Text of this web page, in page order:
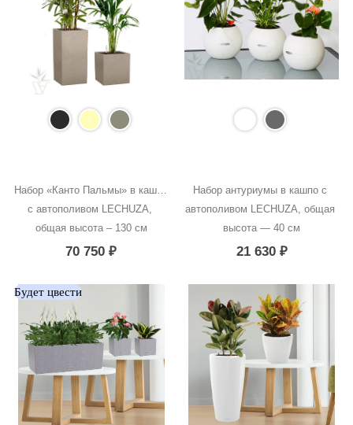
Набор «Канто Пальмы» в кашпо
с автополивом LECHUZA,
общая высота – 130 см
70 750₽
Набор антуриумы в кашпо с
автополивом LECHUZA, общая
высота — 40 см
21 630 ₽
Будет цвести